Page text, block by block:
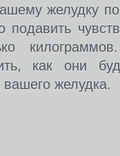
желудку
подавить
как они
желудка.